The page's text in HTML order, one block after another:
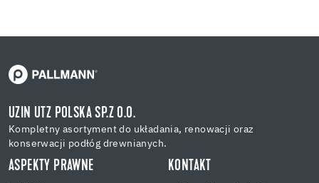
UZIN UTZ POLSKA SP.Z O.O.
Kompletny asortyment do układania, renowacji oraz
konserwacji podłóg drewnianych.
ASPEKTY PRAWNE KONTAKT